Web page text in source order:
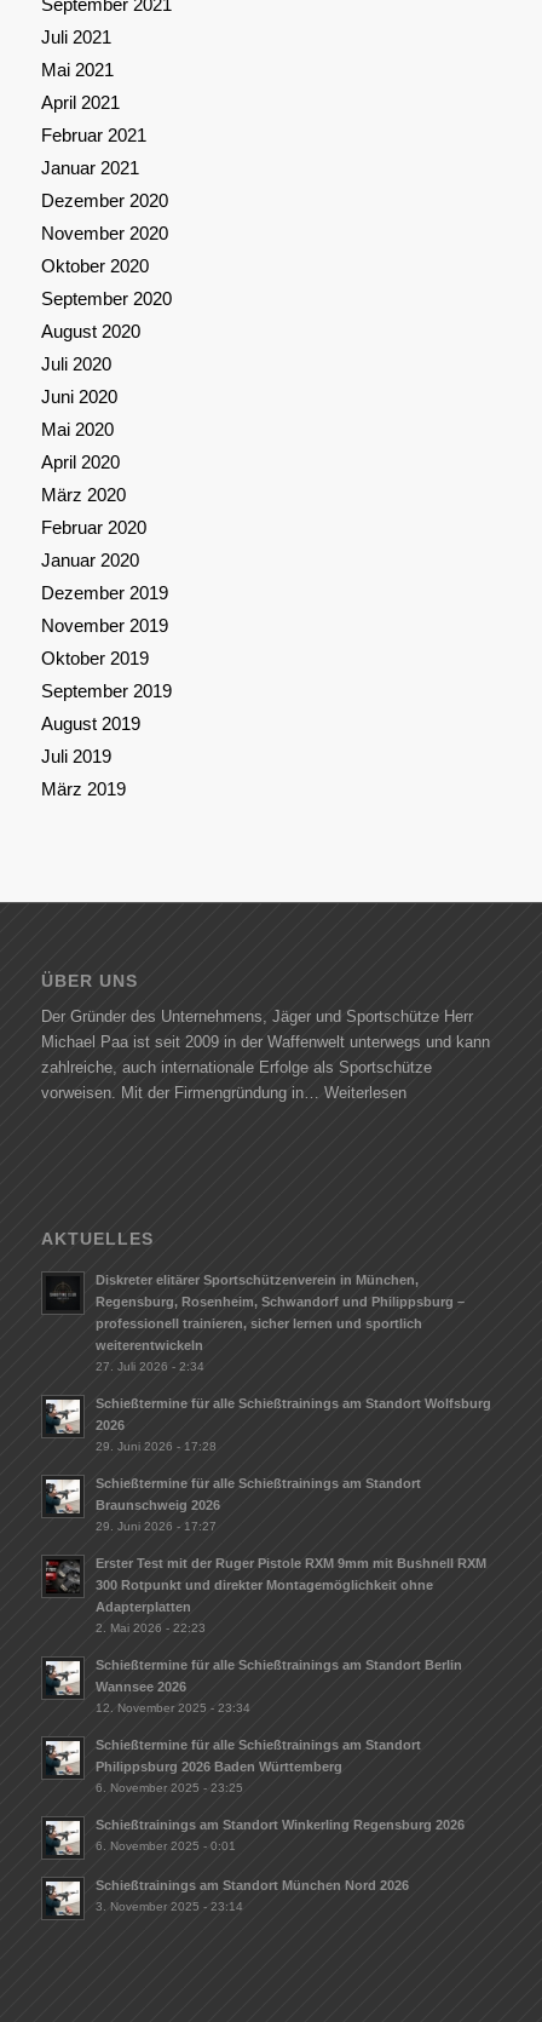
Juli 2021
Mai 2021
April 2021
Februar 2021
Januar 2021
Dezember 2020
November 2020
Oktober 2020
September 2020
August 2020
Juli 2020
Juni 2020
Mai 2020
April 2020
März 2020
Februar 2020
Januar 2020
Dezember 2019
November 2019
Oktober 2019
September 2019
August 2019
Juli 2019
März 2019
ÜBER UNS
Der Gründer des Unternehmens, Jäger und Sportschütze Herr
Michael Paa ist seit 2009 in der Waffenwelt unterwegs und kann
zahlreiche, auch internationale Erfolge als Sportschütze
vorweisen. Mit der Firmengründung in… Weiterlesen
AKTUELLES
Diskreter elitärer Sportschützenverein in München,
Regensburg, Rosenheim, Schwandorf und Philippsburg –
professionell trainieren, sicher lernen und sportlich
weiterentwickeln
27. Juli 2026 - 2:34
Schießtermine für alle Schießtrainings am Standort Wolfsburg
2026
29. Juni 2026 - 17:28
Schießtermine für alle Schießtrainings am Standort
Braunschweig 2026
29. Juni 2026 - 17:27
Erster Test mit der Ruger Pistole RXM 9mm mit Bushnell RXM
300 Rotpunkt und direkter Montagemöglichkeit ohne
Adapterplatten
2. Mai 2026 - 22:23
Schießtermine für alle Schießtrainings am Standort Berlin
Wannsee 2026
12. November 2025 - 23:34
Schießtermine für alle Schießtrainings am Standort
Philippsburg 2026 Baden Württemberg
6. November 2025 - 23:25
Schießtrainings am Standort Winkerling Regensburg 2026
6. November 2025 - 0:01
Schießtrainings am Standort München Nord 2026
3. November 2025 - 23:14